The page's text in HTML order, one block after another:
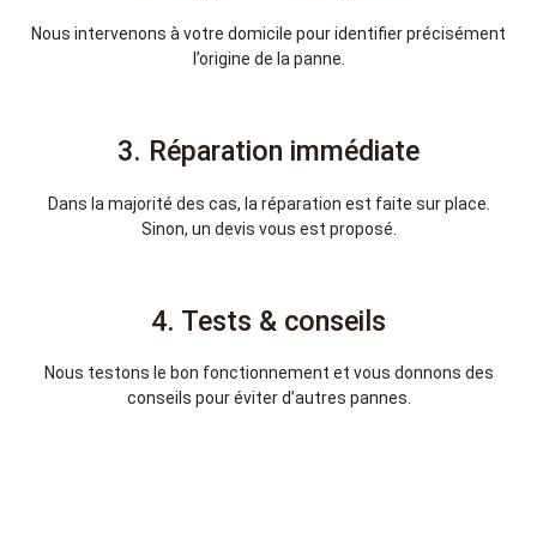
Nous intervenons à votre domicile pour identifier précisément
l’origine de la panne.
3. Réparation immédiate
Dans la majorité des cas, la réparation est faite sur place.
Sinon, un devis vous est proposé.
4. Tests & conseils
Nous testons le bon fonctionnement et vous donnons des
conseils pour éviter d’autres pannes.